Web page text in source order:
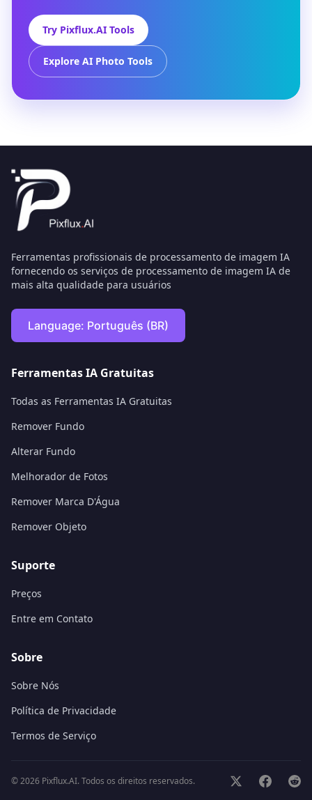
Try Pixflux.AI Tools
Explore AI Photo Tools
Ferramentas profissionais de processamento de imagem IA
fornecendo os serviços de processamento de imagem IA de
mais alta qualidade para usuários
Language: Português (BR)
Ferramentas IA Gratuitas
Todas as Ferramentas IA Gratuitas
Remover Fundo
Alterar Fundo
Melhorador de Fotos
Remover Marca D'Água
Remover Objeto
Suporte
Preços
Entre em Contato
Sobre
Sobre Nós
Política de Privacidade
Termos de Serviço
©2026 Pixflux.AI.Todos os direitos reservados.